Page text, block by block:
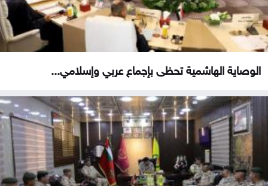
الوصاية الهاشمية تحظى بإجماع عربي وإسلامي...